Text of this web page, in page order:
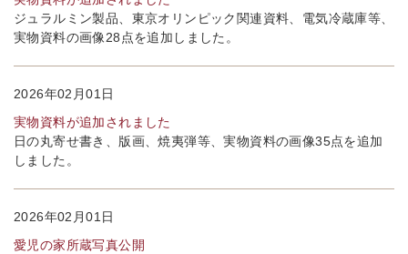
ジュラルミン製品、東京オリンピック関連資料、電気冷蔵庫等、
実物資料の画像28点を追加しました。
2026年02月01日
実物資料が追加されました
日の丸寄せ書き、版画、焼夷弾等、実物資料の画像35点を追加
しました。
2026年02月01日
愛児の家所蔵写真公開